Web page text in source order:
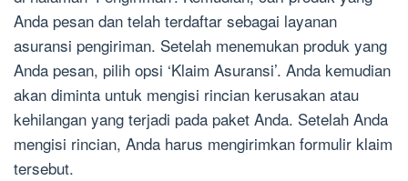
Anda pesan dan telah terdaftar sebagai layanan
asuransi pengiriman. Setelah menemukan produk yang
Anda pesan, pilih opsi ‘Klaim Asuransi’. Anda kemudian
akan diminta untuk mengisi rincian kerusakan atau
kehilangan yang terjadi pada paket Anda. Setelah Anda
mengisi rincian, Anda harus mengirimkan formulir klaim
tersebut.